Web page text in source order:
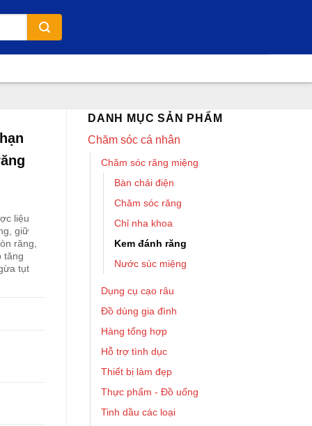
DANH MỤC SẢN PHẨM
Chăm sóc cá nhân
Chăm sóc răng miệng
Bàn chải điện
Chăm sóc răng
Chỉ nha khoa
Kem đánh răng
Nước súc miệng
Dụng cụ cạo râu
Đồ dùng gia đình
Hàng tổng hợp
Hỗ trợ tình dục
Thiết bị làm đẹp
Thực phẩm - Đồ uống
Tinh dầu các loại
liệu
giữ
răng,
tăng
tụt